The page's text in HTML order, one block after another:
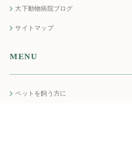
大下動物病院ブログ
サイトマップ
MENU
ペットを飼う方に